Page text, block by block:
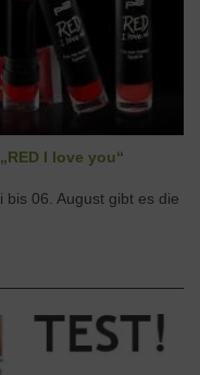
I love you“
bis 06. August gibt es die